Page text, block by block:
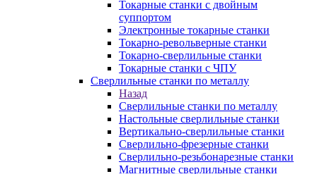
Токарные станки с двойным
суппортом
Электронные токарные станки
Токарно-револьверные станки
Токарно-сверлильные станки
Токарные станки с ЧПУ
Сверлильные станки по металлу
Назад
Сверлильные станки по металлу
Настольные сверлильные станки
Вертикально-сверлильные станки
Сверлильно-фрезерные станки
Сверлильно-резьбонарезные станки
Магнитные сверлильные станки